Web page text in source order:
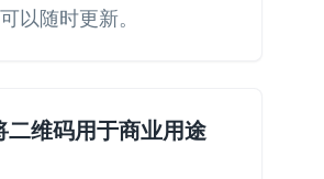
以随时更新。
二维码用于商业用途